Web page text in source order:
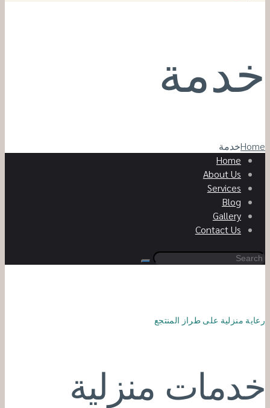
خدمة
Homeخدمة
Home
About Us
Services
Blog
Gallery
Contact Us
رعاية منزلية على طراز المنتجع
خدمات منزلية